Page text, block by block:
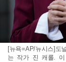
[뉴욕=AP/뉴시스]
는 작가 진 캐롤. 이